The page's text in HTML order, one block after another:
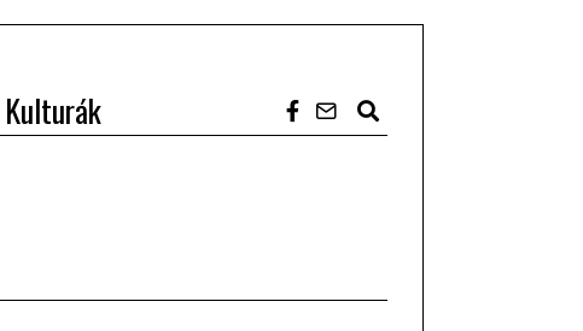
Kulturák